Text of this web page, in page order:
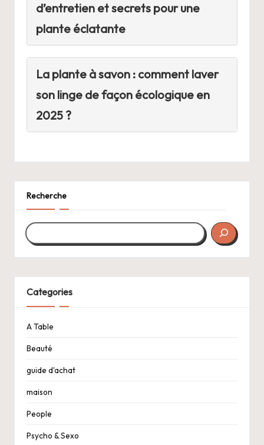
d’entretien et secrets pour une
plante éclatante
La plante à savon : comment laver
son linge de façon écologique en
2025 ?
Recherche
Categories
A Table
Beauté
guide d'achat
maison
People
Psycho & Sexo